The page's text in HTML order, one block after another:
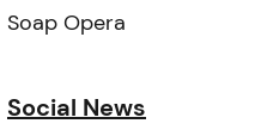
Soap Opera
Social News